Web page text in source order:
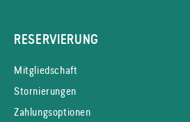
RESERVIERUNG
Mitgliedschaft
Stornierungen
Zahlungsoptionen